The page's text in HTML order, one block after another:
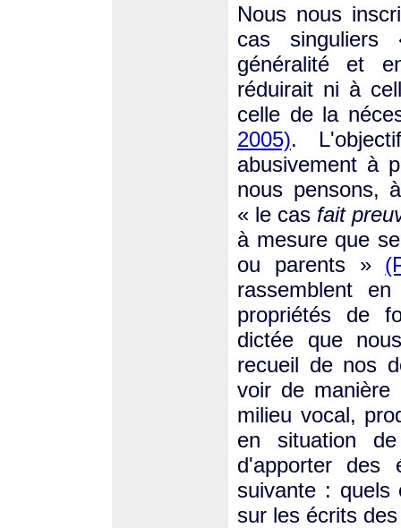
Nous nous
cas
généralité et
réduirait ni à
celle de la
2005).
abusivement à
nous pensons,
« le cas fait
à mesure que
ou parents »
rassemblent
propriétés de
dictée que
recueil de nos
voir de manière
milieu vocal,
en situation
d'apporter des
suivante : quels
sur les écrits